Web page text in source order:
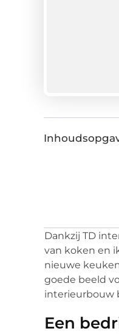
Dankzij TD
van koken en
nieuwe
goede beeld
interieurbouw
Een